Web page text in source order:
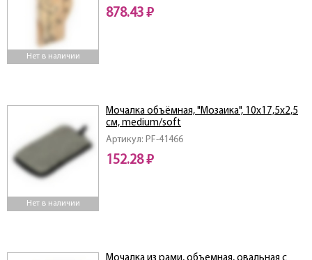
Нет в наличии
878.43 ₽
Нет в наличии
Артикул: PF-41466
Мочалка объёмная, "Мозаика", 10х17,5х2,5
см, medium/soft
152.28 ₽